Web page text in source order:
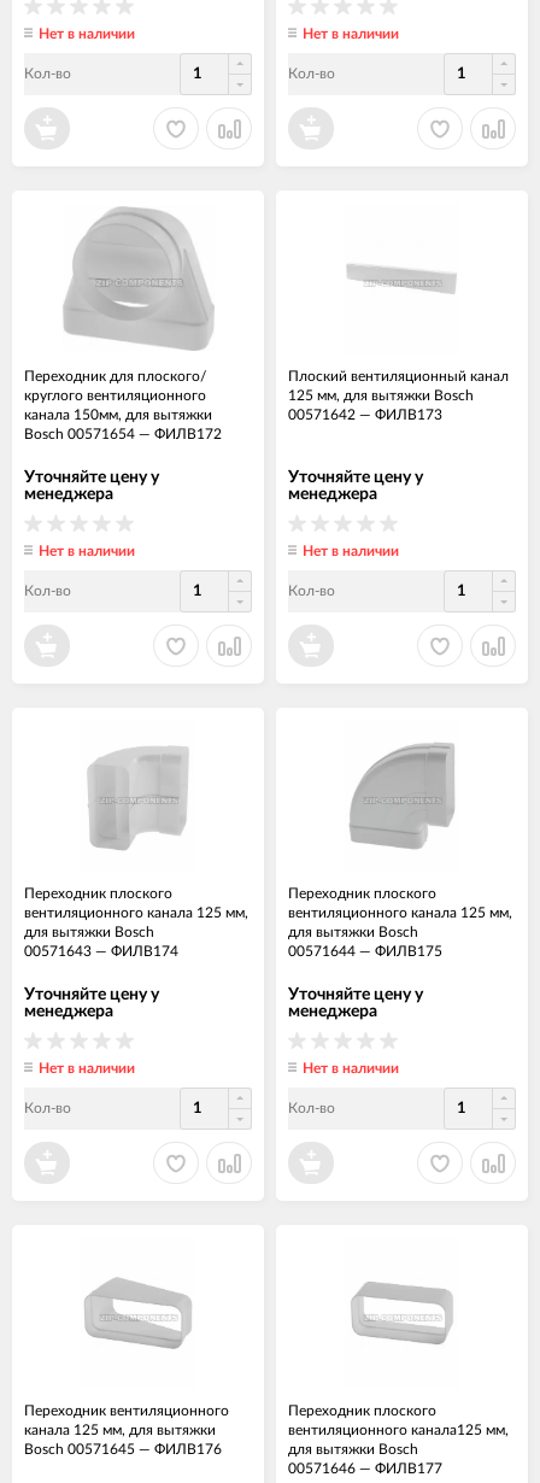
Нет в наличии
Кол-во
Нет в наличии
Кол-во
Переходник для плоского/
круглого вентиляционного
канала 150мм, для вытяжки
Bosch 00571654 — ФИЛВ172
Уточняйте цену у
менеджера
Нет в наличии
Кол-во
Плоский вентиляционный канал
125 мм, для вытяжки Bosch
00571642 — ФИЛВ173
Уточняйте цену у
менеджера
Нет в наличии
Кол-во
Переходник плоского
вентиляционного канала 125 мм,
для вытяжки Bosch
00571643 — ФИЛВ174
Уточняйте цену у
менеджера
Нет в наличии
Кол-во
Переходник плоского
вентиляционного канала 125 мм,
для вытяжки Bosch
00571644 — ФИЛВ175
Уточняйте цену у
менеджера
Нет в наличии
Кол-во
Переходник вентиляционного
канала 125 мм, для вытяжки
Bosch 00571645 — ФИЛВ176
Переходник плоского
вентиляционного канала125 мм,
для вытяжки Bosch
00571646 — ФИЛВ177